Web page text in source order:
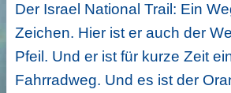
Der Israel National Trail: Ein
Zeichen. Hier ist er auch der
Pfeil. Und er ist für kurze Zeit
Fahrradweg. Und es ist der